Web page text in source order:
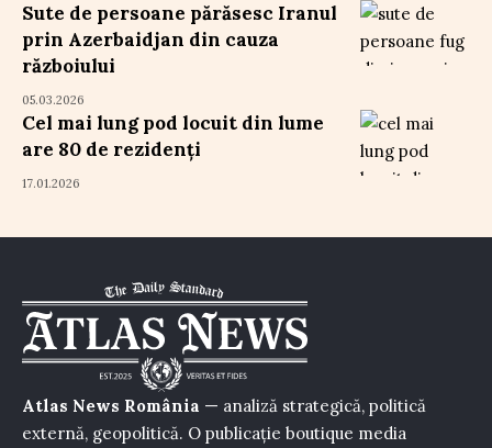
Sute de persoane părăsesc Iranul
prin Azerbaidjan din cauza
războiului
05.03.2026
Cel mai lung pod locuit din lume
are 80 de rezidenți
17.01.2026
Atlas News România — analiză strategică, politică
externă, geopolitică. O publicație boutique media